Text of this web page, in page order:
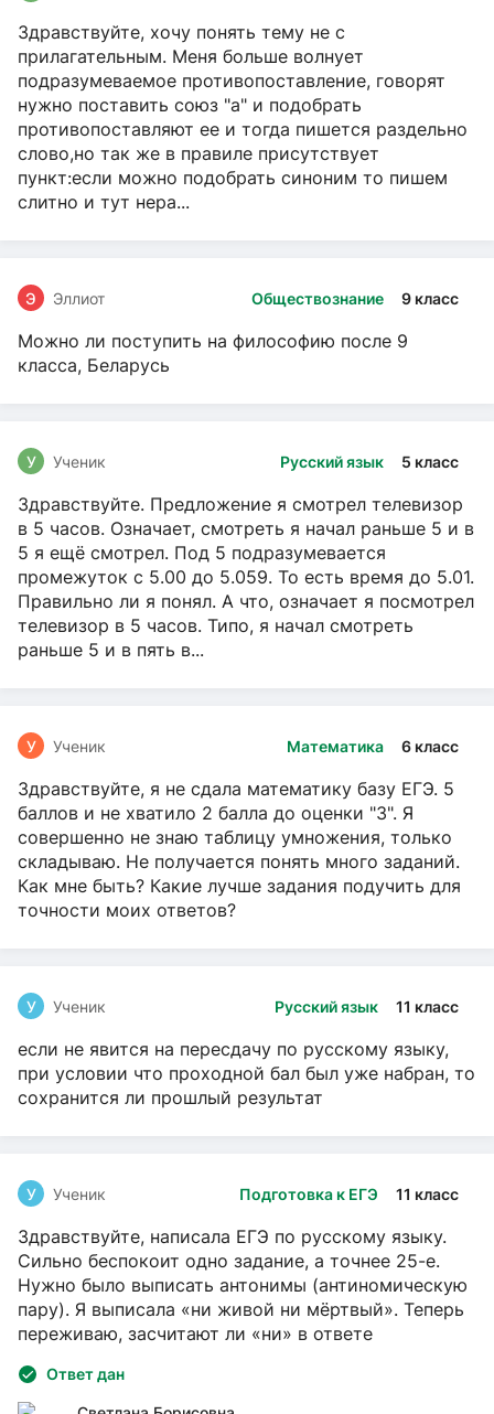
Здравствуйте, хочу понять тему не с
прилагательным. Меня больше волнует
подразумеваемое противопоставление, говорят
нужно поставить союз "а" и подобрать
противопоставляют ее и тогда пишется раздельно
слово,но так же в правиле присутствует
пункт:если можно подобрать синоним то пишем
слитно и тут нера...
Обществознание 9 класс
Э Эллиот
Можно ли поступить на философию после 9
класса, Беларусь
Русский язык 5 класс
У Ученик
Здравствуйте. Предложение я смотрел телевизор
в 5 часов. Означает, смотреть я начал раньше 5 и в
5 я ещё смотрел. Под 5 подразумевается
промежуток с 5.00 до 5.059. То есть время до 5.01.
Правильно ли я понял. А что, означает я посмотрел
телевизор в 5 часов. Типо, я начал смотреть
раньше 5 и в пять в...
Математика 6 класс
У Ученик
Здравствуйте, я не сдала математику базу ЕГЭ. 5
баллов и не хватило 2 балла до оценки "3". Я
совершенно не знаю таблицу умножения, только
складываю. Не получается понять много заданий.
Как мне быть? Какие лучше задания подучить для
точности моих ответов?
Русский язык 11 класс
У Ученик
если не явится на пересдачу по русскому языку,
при условии что проходной бал был уже набран, то
сохранится ли прошлый результат
Подготовка к ЕГЭ 11 класс
У Ученик
Здравствуйте, написала ЕГЭ по русскому языку.
Сильно беспокоит одно задание, а точнее 25-е.
Нужно было выписать антонимы (антиномическую
пару). Я выписала «ни живой ни мёртвый». Теперь
переживаю, засчитают ли «ни» в ответе
Ответ дан